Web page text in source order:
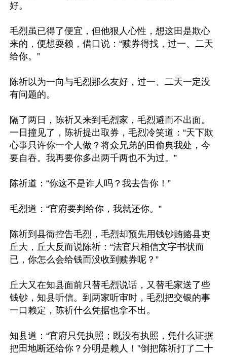
好。
毛烈虽已得了便宜，但他狠人心性，想这田是欺心
来的，便想耍赖，借口说：“赎券得找，过一、二天
给你。”
陈祈以为一向与毛烈那么友好，过一、二天一定没
有问题的。
隔了两日，陈祈又来到毛烈家，毛烈避而不出面。
一日撞见了，陈祈提出取券，毛烈冷笑道：“天下欺
心事只许你一个人做？将众兄弟的田偷典我处，今
要自吞。我再要你多出两千两也不为过。”
陈祈道：“你这不是诈人吗？我去告你！”
毛烈道：“官府要判给你，我就还你。”
陈祈到县衙控告毛烈，毛烈却预先用钱钞贿赂县吏
丘大，丘大反而说陈祈：“法官只相信文字书状而
已，你怎么会给钱而没收到赎券呢？”
丘大又在知县面前只替毛烈说话，又替毛家送了些
钱钞，知县听信。到两家听审时，毛烈把交银的事
一口赖定，陈祈什么凭据也拿不出。
知县道：“官府只凭执照；既没有执照，凭什么证据
把田地断还给你？分明是赖人！”倒把陈祈打了二十